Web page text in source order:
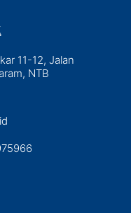
11-12, Jalan
NTB